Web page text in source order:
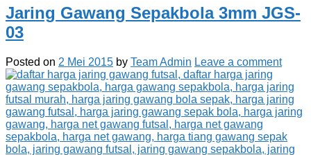
Jaring Gawang Sepakbola 3mm JGS-
03
Posted on 2 Mei 2015 by Team Admin Leave a comment